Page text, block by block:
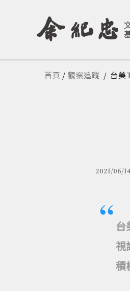
您在這裡
首頁 / 觀察追蹤 / 台美
2021/06/14
台
視
積